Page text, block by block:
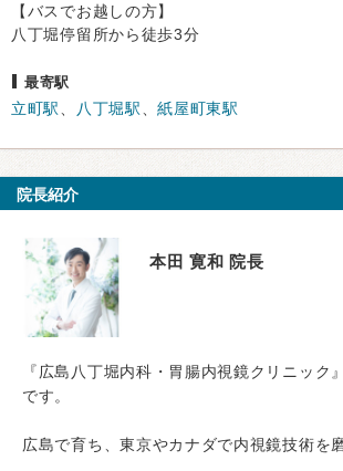
​【バスでお越しの方】
八丁堀停留所から徒歩3分
最寄駅
立町駅 八丁堀駅 、紙屋町東駅
院長紹介
本田 寛和 院長
『広島八丁堀内科・胃腸内視鏡クリニック
です。
広島で育ち、東京やカナダで内視鏡技術を